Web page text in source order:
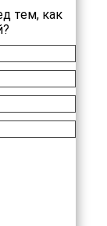
тем, как